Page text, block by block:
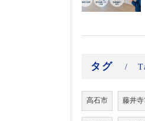
タグ
高石市 藤井